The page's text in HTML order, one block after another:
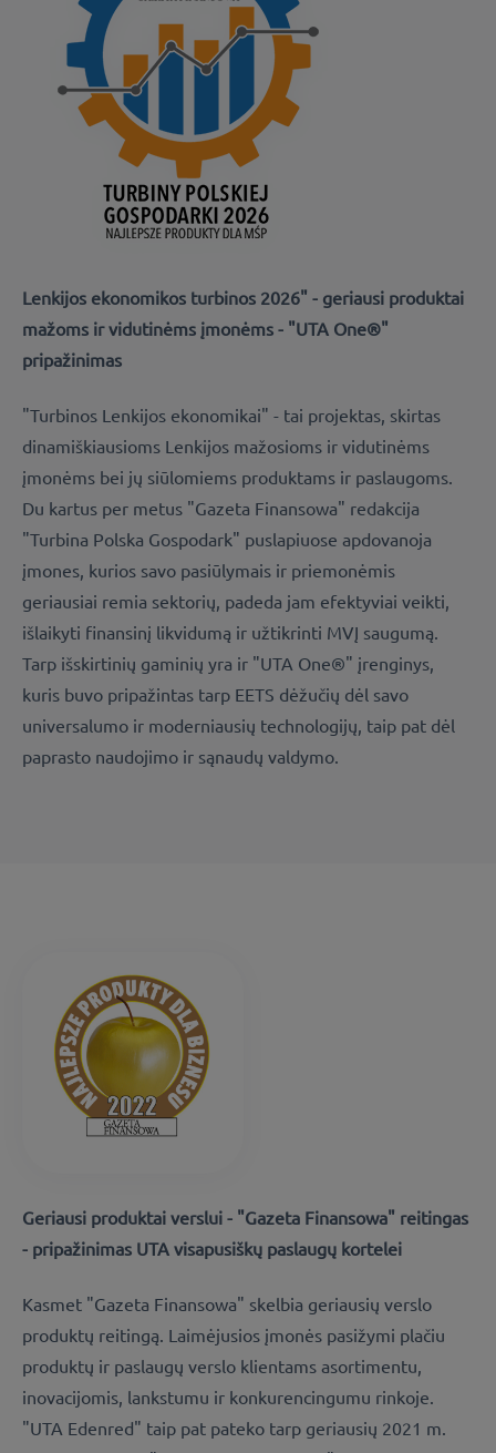
Lenkijos ekonomikos turbinos 2026" - geriausi produktai
mažoms ir vidutinėms įmonėms - "UTA One®"
pripažinimas
"Turbinos Lenkijos ekonomikai" - tai projektas, skirtas
dinamiškiausioms Lenkijos mažosioms ir vidutinėms
įmonėms bei jų siūlomiems produktams ir paslaugoms.
Du kartus per metus "Gazeta Finansowa" redakcija
"Turbina Polska Gospodark" puslapiuose apdovanoja
įmones, kurios savo pasiūlymais ir priemonėmis
geriausiai remia sektorių, padeda jam efektyviai veikti,
išlaikyti finansinį likvidumą ir užtikrinti MVĮ saugumą.
Tarp išskirtinių gaminių yra ir "UTA One®" įrenginys,
kuris buvo pripažintas tarp EETS dėžučių dėl savo
universalumo ir moderniausių technologijų, taip pat dėl
paprasto naudojimo ir sąnaudų valdymo.
Geriausi produktai verslui - "Gazeta Finansowa" reitingas
- pripažinimas UTA visapusiškų paslaugų kortelei
Kasmet "Gazeta Finansowa" skelbia geriausių verslo
produktų reitingą. Laimėjusios įmonės pasižymi plačiu
produktų ir paslaugų verslo klientams asortimentu,
inovacijomis, lankstumu ir konkurencingumu rinkoje.
"UTA Edenred" taip pat pateko tarp geriausių 2021 m.